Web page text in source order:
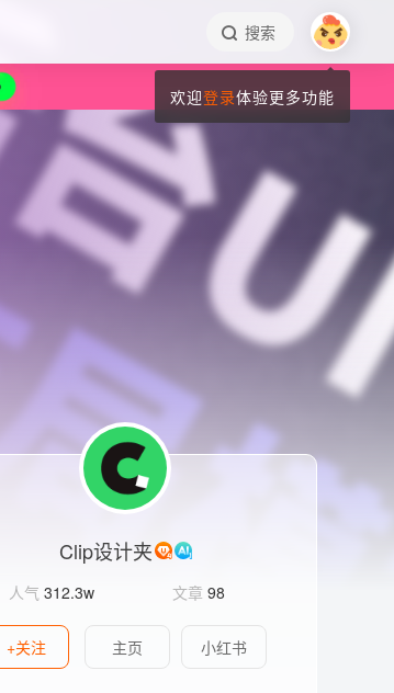
搜索
Clip设计夹
人气 312.3w 文章 98
+关注 主页 小红书
欢迎登录体验更多功能